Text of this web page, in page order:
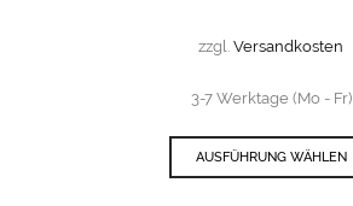
zzgl. Versandkosten
3-7 Werktage (Mo - Fr)
AUSFÜHRUNG WÄHLEN